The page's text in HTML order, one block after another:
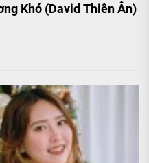
Khó (David Thiên Ân)